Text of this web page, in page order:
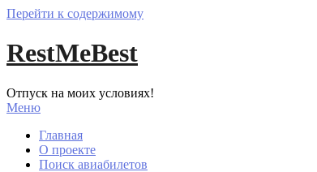
Перейти к содержимому
RestMeBest
Отпуск на моих условиях!
Меню
Главная
О проекте
Поиск авиабилетов